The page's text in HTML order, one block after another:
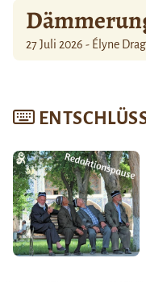
27 Juli 2026 - Élyne